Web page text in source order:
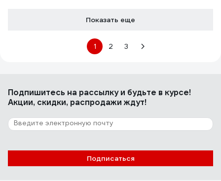
Показать еще
1 2 3
Подпишитесь на рассылкуи будьте в курсе!
Акции, скидки, распродажи ждут!
Подписаться